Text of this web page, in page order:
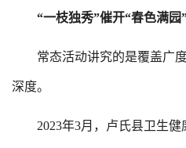
“一枝独秀”催开“春色满园
常态活动讲究的是覆盖广度
深度。
2023年3月，卢氏县卫生健